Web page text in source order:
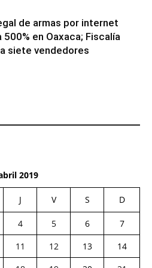
de armas por internet
500% en Oaxaca; Fiscalía
siete vendedores
2019
J V S D
4 5 6
7
11 12 13
14